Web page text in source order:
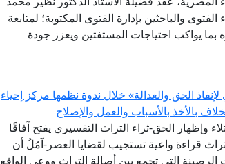
والباحثين بإدارة الفتوى المكتوبة؛ لمتابعة
يواكب احتياجات المستفتين ويعزز جودة
الحق والعدالة» خلال ندوة نظمها مركز إحياء
بالأخذ بالأسباب والعمل والإصلاح
وإظهار الحق-ثراء التراث التفسيري يفتح آفاقًا
قراءة واعية تستجيب لقضايا العصر-آمُلُ أن
الرصينة التي تجمع بين أصالة التراث ووعي الواقع